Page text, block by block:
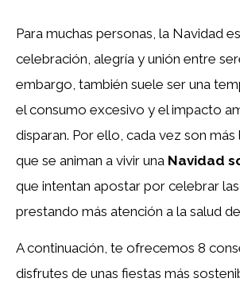
Para muchas personas, la Navidad
celebración, alegría y unión entre
embargo, también suele ser una
el consumo excesivo y el impacto
disparan. Por ello, cada vez son más
que se animan a vivir una Navidad
que intentan apostar por celebrar
prestando más atención a la salud
A continuación, te ofrecemos 8
disfrutes de unas fiestas más